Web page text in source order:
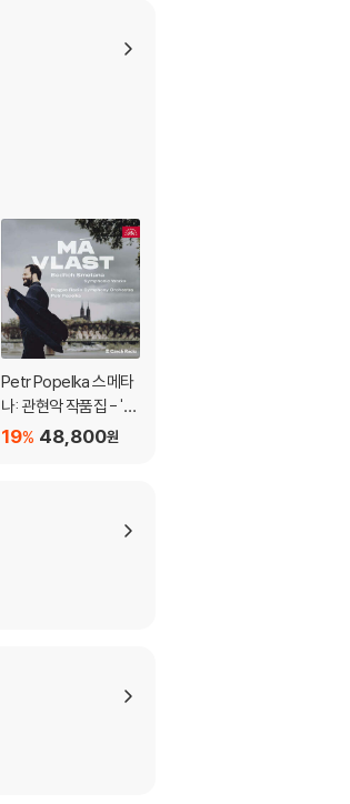
Petr Popelka 스메타
나: 관현악 작품집 - '나
의 조국', '리처드 3세',
48,800원
19%